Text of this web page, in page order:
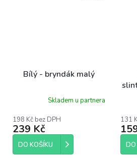
Bílý - bryndák malý
Skladem u partnera
198 Kč bez DPH
239 Kč
DO KOŠÍKU
je
5,0
5
131
DO